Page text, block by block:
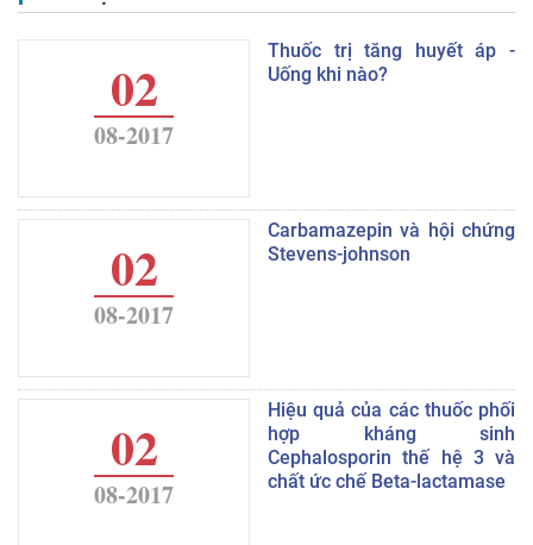
02
08-2017
Thuốc trị tăng huyết áp -
Uống khi nào?
02
08-2017
Carbamazepin và hội chứng
Stevens-johnson
02
08-2017
Hiệu quả của các thuốc phối
hợp kháng sinh
Cephalosporin thế hệ 3 và
chất ức chế Beta-lactamase